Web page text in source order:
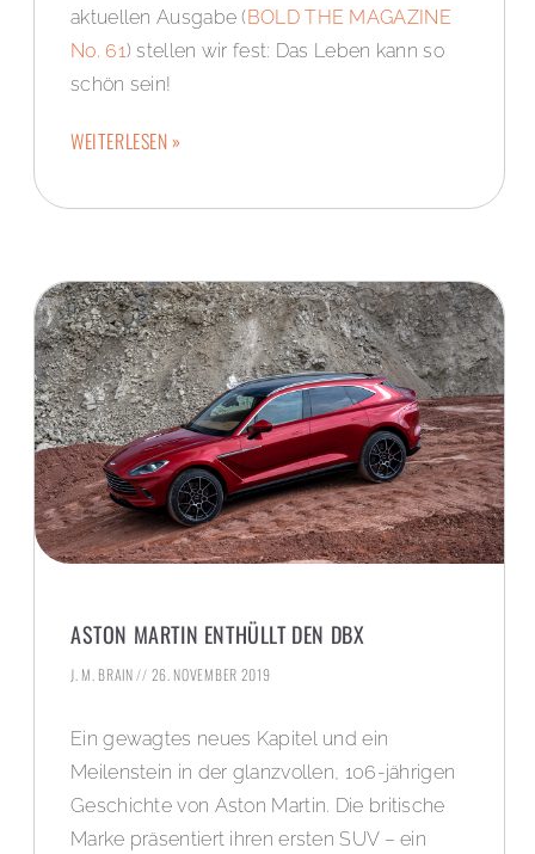
aktuellen Ausgabe (BOLD THE MAGAZINE
No. 61) stellen wir fest: Das Leben kann so
schön sein!
WEITERLESEN »
ASTON MARTIN ENTHÜLLT DEN DBX
J. M. BRAIN 26. NOVEMBER 2019
Ein gewagtes neues Kapitel und ein
Meilenstein in der glanzvollen, 106-jährigen
Geschichte von Aston Martin. Die britische
Marke präsentiert ihren ersten SUV – ein